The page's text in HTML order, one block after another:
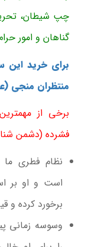
چپ شیطان،
گناهان و امور
برای خرید این
منتظران منجی
برخی از
فشرده (دشمن
نظام فطری ما
است و او بر
برخورد كرده و
وسوسه زمانی